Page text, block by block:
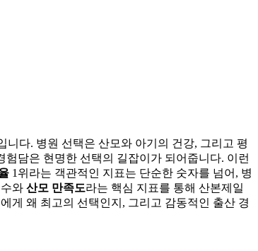
다. 병원 선택은 산모와 아기의 건강, 그리고 평
담은 현명한 선택의 길잡이가 되어줍니다. 이런
1위라는 객관적인 지표는 단순한 숫자를 넘어, 병
와 산모 만족도라는 핵심 지표를 통해 산본제일
게 왜 최고의 선택인지, 그리고 감동적인 출산 경